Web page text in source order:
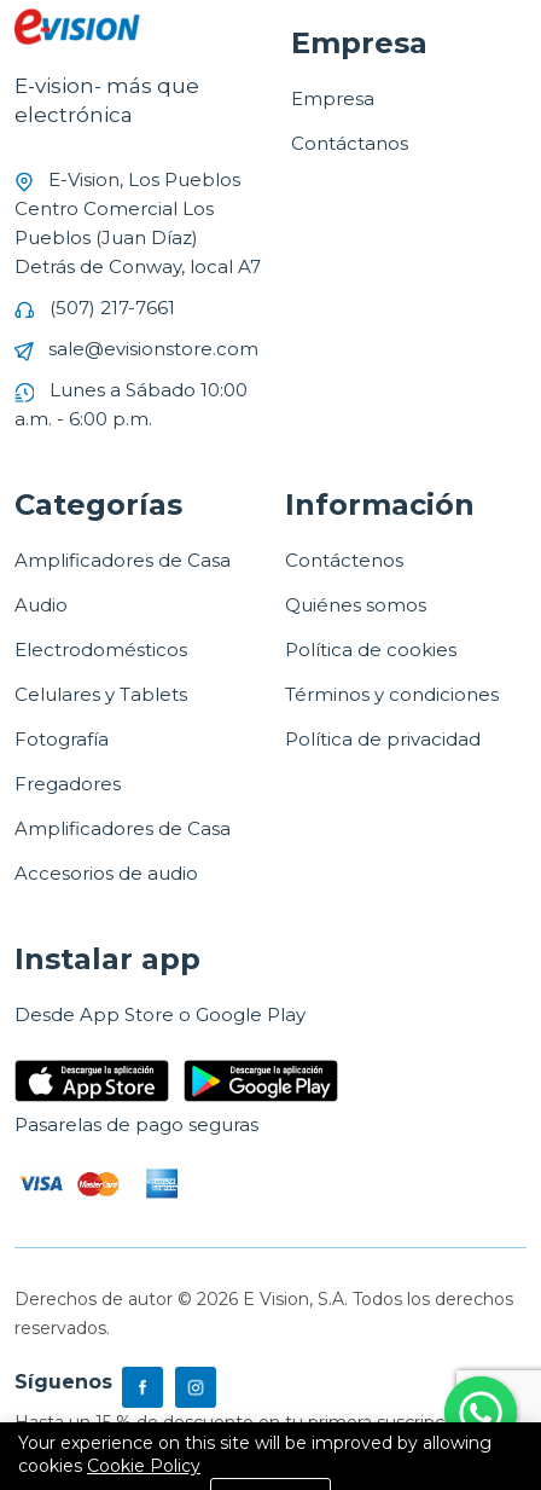
E-vision- más que
electrónica
E-Vision, Los Pueblos
Centro Comercial Los
Pueblos (Juan Díaz)
Detrás de Conway, local A7
(507) 217-7661
sale@evisionstore.com
Lunes a Sábado 10:00
a.m. - 6:00 p.m.
Empresa
Empresa
Contáctanos
Categorías
Amplificadores de Casa
Audio
Electrodomésticos
Celulares y Tablets
Fotografía
Fregadores
Amplificadores de Casa
Accesorios de audio
Información
Contáctenos
Quiénes somos
Política de cookies
Términos y condiciones
Política de privacidad
Instalar app
Desde App Store o Google Play
Pasarelas de pago seguras
Derechos de autor © 2026 E Vision, S.A. Todos los derechos
reservados.
Síguenos
Hasta un 15 % de descuento en tu primera suscripción
Your experience on this site will be improved by allowing
cookies Cookie Policy